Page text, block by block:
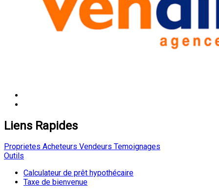
Liens Rapides
Proprietes Acheteurs Vendeurs Temoignages
Outils
Calculateur de prêt hypothécaire
Taxe de bienvenue